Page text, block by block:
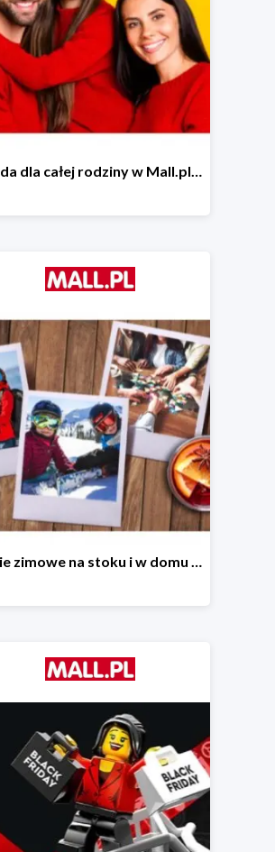
Moda dla całej rodziny w Mall.pl do -78%
Ferie zimowe na stoku i w domu w Mall.pl do -40%